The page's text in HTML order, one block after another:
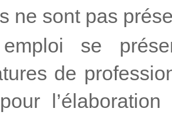
ne sont pas
emploi se
de